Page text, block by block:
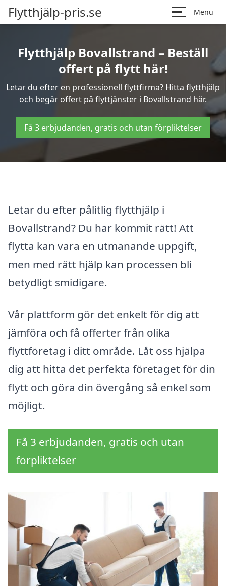
Flytthjälp-pris.se Menu
Flytthjälp Bovallstrand – Beställ
offert på flytt här!
Letar du efter en professionell flyttfirma? Hitta flytthjälp
och begär offert på flyttjänster i Bovallstrand här.
Få 3 erbjudanden, gratis och utan förpliktelser
Letar du efter pålitlig flytthjälp i
Bovallstrand? Du har kommit rätt! Att
flytta kan vara en utmanande uppgift,
men med rätt hjälp kan processen bli
betydligt smidigare.
Vår plattform gör det enkelt för dig att
jämföra och få offerter från olika
flyttföretag i ditt område. Låt oss hjälpa
dig att hitta det perfekta företaget för din
flytt och göra din övergång så enkel som
möjligt.
Få 3 erbjudanden, gratis och utan
förpliktelser